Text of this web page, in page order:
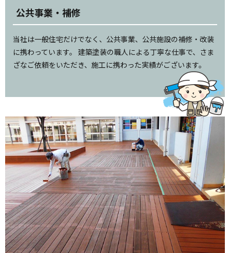
公共事業・補修
当社は一般住宅だけでなく、公共事業、公共施設の補修・改装
に携わっています。 建築塗装の職人による丁寧な仕事で、さま
ざなご依頼をいただき、施工に携わった実績がございます。